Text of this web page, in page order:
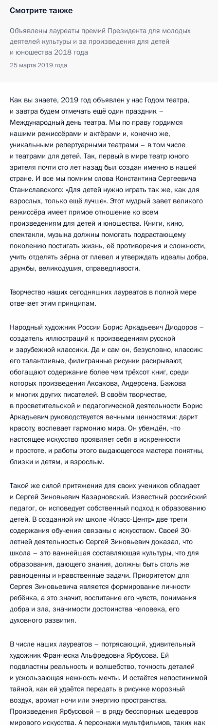
Смотрите также
Объявлены лауреаты премий Президента для молодых
деятелей культуры и за произведения для детей
и юношества 2018 года
25 марта 2019 года
Как вы знаете, 2019 год объявлен у нас Годом театра,
и завтра будем отмечать ещё один праздник –
Международный день театра. Мы по праву гордимся
нашими режиссёрами и актёрами и, конечно же,
уникальными репертуарными театрами – в том числе
и театрами для детей. Так, первый в мире театр юного
зрителя почти сто лет назад был создан именно в нашей
стране. И все мы помним слова Константина Сергеевича
Станиславского: «Для детей нужно играть так же, как для
взрослых, только ещё лучше». Этот мудрый завет великого
режиссёра имеет прямое отношение ко всем
произведениям для детей и юношества. Книги, кино,
спектакли, музыка должны помогать подрастающему
поколению постигать жизнь, её противоречия и сложности,
учить отделять зёрна от плевел и утверждать идеалы добра,
дружбы, великодушия, справедливости.
Творчество наших сегодняшних лауреатов в полной мере
отвечает этим принципам.
Народный художник России Борис Аркадьевич Диодоров –
создатель иллюстраций к произведениям русской
и зарубежной классики. Да и сам он, безусловно, классик:
его талантливые, филигранные рисунки раскрывают,
обогащают содержание более чем трёхсот книг, среди
которых произведения Аксакова, Андерсена, Бажова
и многих других писателей. В своём творчестве,
в просветительской и педагогической деятельности Борис
Аркадьевич руководствуется вечными ценностями: дарит
красоту, воспевает гармонию мира. Он убеждён, что
настоящее искусство проявляет себя в искренности
и простоте, и работы этого выдающегося мастера понятны,
близки и детям, и взрослым.
Такой же силой притяжения для своих учеников обладает
и Сергей Зиновьевич Казарновский. Известный российский
педагог, он исповедует собственный подход к образованию
детей. В созданной им школе «Класс-Центр» две трети
содержания обучения связаны с искусством. Своей 30-
летней деятельностью Сергей Зиновьевич доказал, что
школа – это важнейшая составляющая культуры, что для
образования, дающего знания, должны быть столь же
равноценны и нравственные задачи. Приоритетом для
Сергея Зиновьевича является формирование личности
ребёнка, а это значит, воспитание его чувств, понимания
добра и зла, значимости достоинства человека, его
духовного развития.
В числе наших лауреатов – потрясающий, удивительный
художник Франческа Альфредовна Ярбусова. Ей
подвластны реальность и волшебство, точность деталей
и ускользающая нежность мечты. И остаётся непостижимой
тайной, как ей удаётся передать в рисунке морозный
воздух, аромат ночи или энергию пространства.
Произведения Ярбусовой – в ряду бесспорных шедевров
мирового искусства. А персонажи мультфильмов, таких как